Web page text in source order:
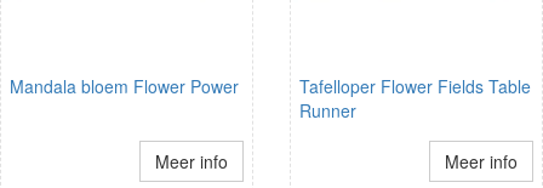
Mandala bloem Flower Power
Meer info
Tafelloper Flower Fields Table
Runner
Meer info